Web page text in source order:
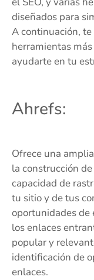
diseñados para
A continuación,
herramientas
ayudarte en tu
Ahrefs:
Ofrece una
la construcción
capacidad de
tu sitio y de tus
oportunidades de
los enlaces
popular y
identificación de
enlaces.